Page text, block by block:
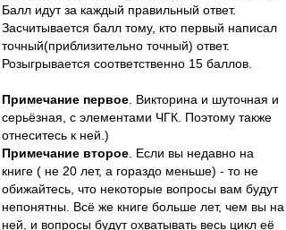
Балл идут за каждый правильный ответ.
Засчитывается балл тому, кто первый написал
точный(приблизительно точный) ответ.
Розыгрывается соответственно 15 баллов.
Примечание первое . Викторина и шуточная и
серьёзная, с элементами ЧГК. Поэтому также
отнеситесь к ней.)
Примечание второе . Если вы недавно на
книге ( не 20 лет, а гораздо меньше) - то не
обижайтесь, что некоторые вопросы вам будут
непонятны. Всё же книге больше лет, чем вы на
ней, и вопросы будут охватывать весь цикл её